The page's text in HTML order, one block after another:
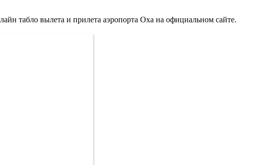
табло вылета и прилета аэропорта Оха на официальном сайте.